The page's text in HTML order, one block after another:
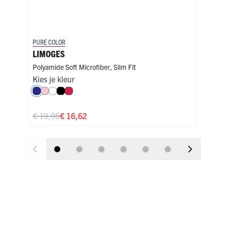
PURE COLOR
LIMOGES
Polyamide Soft Microfiber, Slim Fit
Kies je kleur
Royal Blue
Roze
WitZwartRood
€ 16,62
€ 19,95